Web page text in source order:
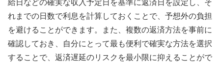
給日などの確実な収入予定日を基準に返済日を設定し、そ
れまでの日数で利息を計算しておくことで、予想外の負担
を避けることができます。また、複数の返済方法を事前に
確認しておき、自分にとって最も便利で確実な方法を選択
することで、返済遅延のリスクを最小限に抑えることがで